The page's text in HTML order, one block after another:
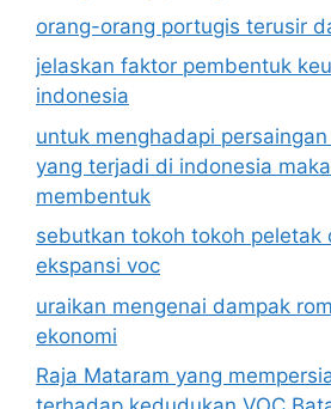
orang-orang portugis terusir
jelaskan faktor pembentuk
indonesia
untuk menghadapi
yang terjadi di indonesia
membentuk
sebutkan tokoh tokoh peletak
ekspansi voc
uraikan mengenai dampak
ekonomi
Raja Mataram yang